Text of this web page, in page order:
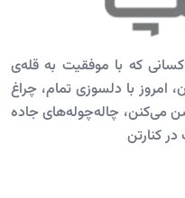
که با موفقیت به قله‌ی
امروز با دلسوزی تمام، چراغ
می‌کنن، چاله‌چوله‌های جاده
کنارتن